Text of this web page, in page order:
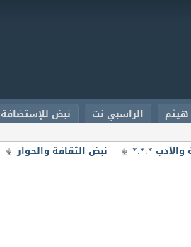
الراسبي نت نبض للإستضافة
والأدب *:*:* نبض الثقافة والحوار